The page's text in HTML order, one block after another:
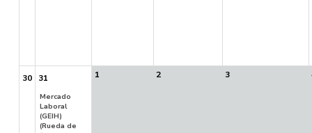
30 31
Mercado
Laboral
(GEIH)
(Rueda de
1 2 3